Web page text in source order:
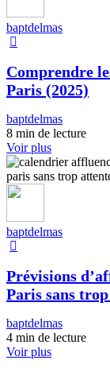
baptdelmas
Comprendre
Paris (2025)
baptdelmas
8 min de lecture
Voir plus
baptdelmas
Prévisions
Paris sans
baptdelmas
4 min de lecture
Voir plus